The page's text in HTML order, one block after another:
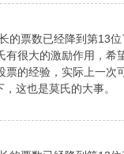
的票数已经降到第13
很大的激励作用，
的经验，实际上一
这也是莫氏的大事。